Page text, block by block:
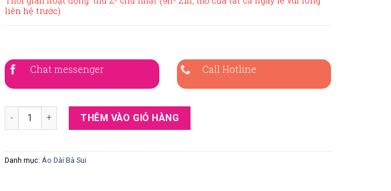
liên hệ trước)
Chat messenger Call Hotline
Áo Dài Bà Sui Đỏ Ren Hoa Hồng BSD-R36 số lượng
THÊM VÀO GIỎ HÀNG
Danh mục: Áo Dài Bà Sui